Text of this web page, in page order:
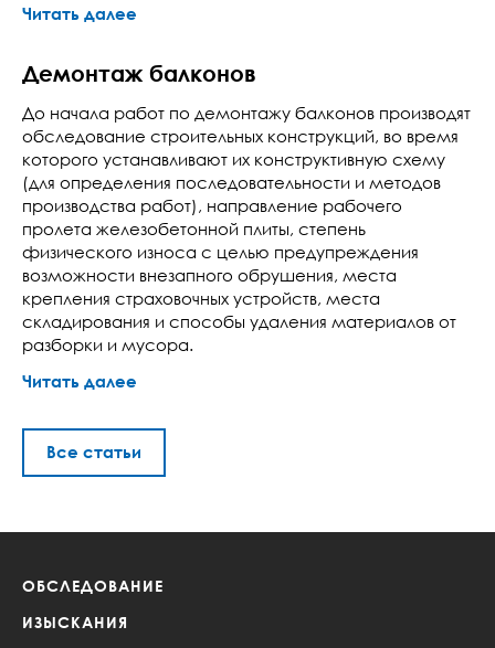
Читать далее
Демонтаж балконов
До начала работ по демонтажу балконов производят
обследование строительных конструкций, во время
которого устанавливают их конструктивную схему
(для определения последовательности и методов
производства работ), направление рабочего
пролета железобетонной плиты, степень
физического износа с целью предупреждения
возможности внезапного обрушения, места
крепления страховочных устройств, места
складирования и способы удаления материалов от
разборки и мусора.
Читать далее
Все статьи
ОБСЛЕДОВАНИЕ
ИЗЫСКАНИЯ